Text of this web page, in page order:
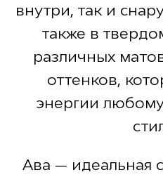
внутри, так и
также в
различных
оттенков,
энергии
Ава — идеальная